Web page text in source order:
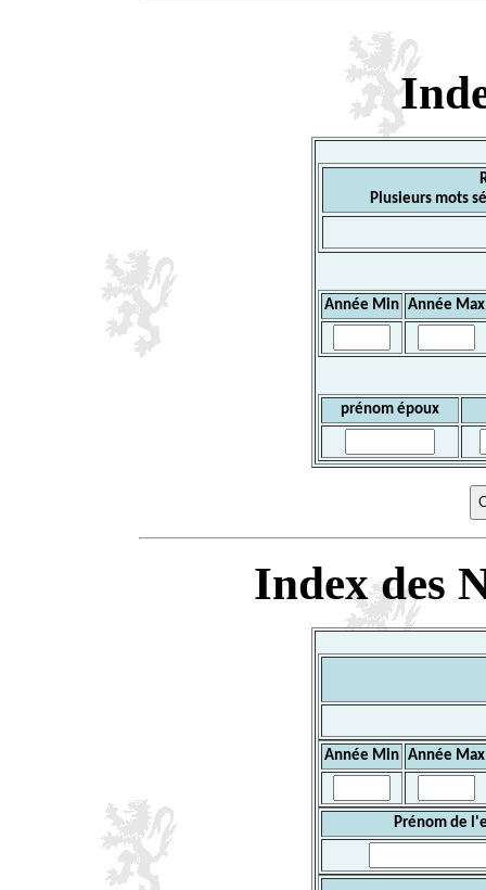
Plusieurs mots
Année Min Année Max
prénom époux
Index des
Année Min Année Max
Prénom de